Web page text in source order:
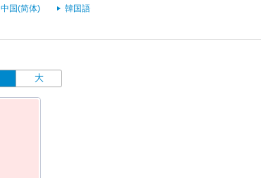
中国(简体) 韓国語
大